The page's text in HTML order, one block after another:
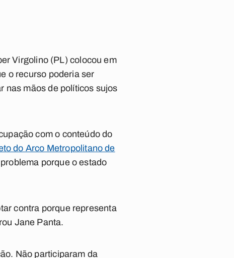
Virgolino (PL) colocou em
o recurso poderia ser
nas mãos de políticos sujos
com o conteúdo do
do Arco Metropolitano de
porque o estado
contra porque representa
Jane Panta.
Não participaram da